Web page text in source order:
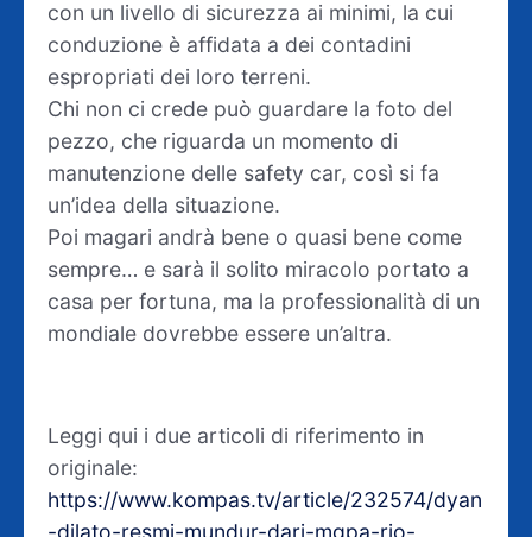
con un livello di sicurezza ai minimi, la cui
conduzione è affidata a dei contadini
espropriati dei loro terreni.
Chi non ci crede può guardare la foto del
pezzo, che riguarda un momento di
manutenzione delle safety car, così si fa
un’idea della situazione.
Poi magari andrà bene o quasi bene come
sempre… e sarà il solito miracolo portato a
casa per fortuna, ma la professionalità di un
mondiale dovrebbe essere un’altra.
Leggi qui i due articoli di riferimento in
originale:
https://www.kompas.tv/article/232574/dyan
-dilato-resmi-mundur-dari-mgpa-rio-